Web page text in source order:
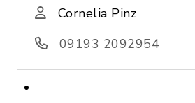
Cornelia Pinz
09193 2092954